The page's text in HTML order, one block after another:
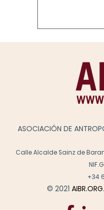
ASOCIACIÓN DE
Calle Alcalde Sainz de
+34
© 2021 AIBR.ORG